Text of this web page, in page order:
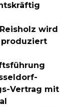
wird
Vertrag mit